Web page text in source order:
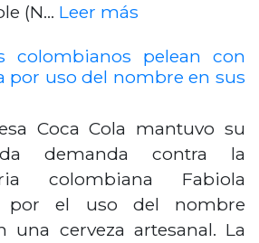
(N… Leer más
colombianos pelean con
por uso del nombre en sus
Coca Cola mantuvo su
demanda contra la
colombiana Fabiola
por el uso del nombre
una cerveza artesanal. La